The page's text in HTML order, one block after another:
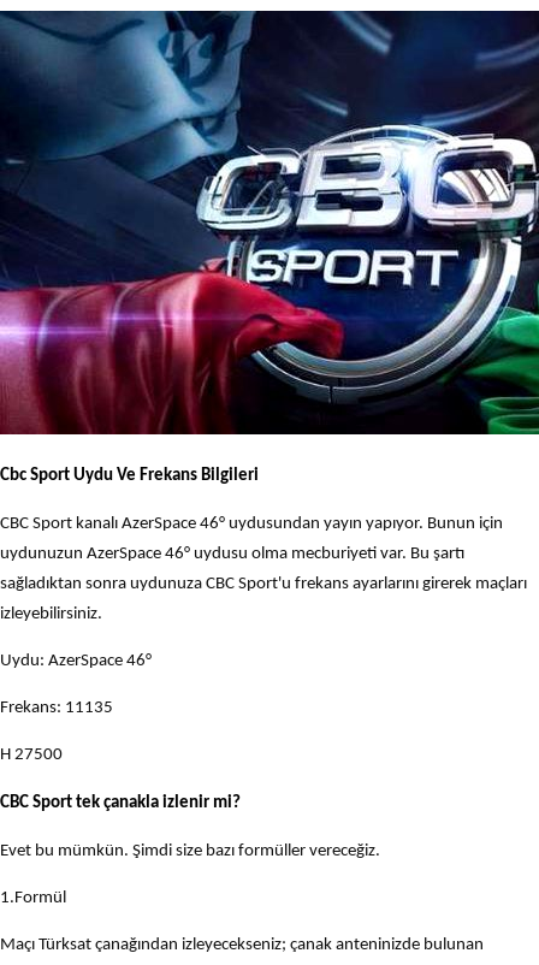
Cbc Sport Uydu Ve Frekans Bilgileri
CBC Sport kanalı AzerSpace 46° uydusundan yayın yapıyor. Bunun için
uydunuzun AzerSpace 46° uydusu olma mecburiyeti var. Bu şartı
sağladıktan sonra uydunuza CBC Sport'u frekans ayarlarını girerek maçları
izleyebilirsiniz.
Uydu: AzerSpace 46°
Frekans: 11135
H 27500
CBC Sport tek çanakla izlenir mi?
Evet bu mümkün. Şimdi size bazı formüller vereceğiz.
1.Formül
Maçı Türksat çanağından izleyecekseniz; çanak anteninizde bulunan